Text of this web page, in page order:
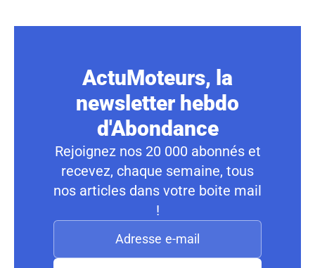
ActuMoteurs, la
newsletter hebdo
d'Abondance
Rejoignez nos 20 000 abonnés et
recevez, chaque semaine, tous
nos articles dans votre boite mail
!